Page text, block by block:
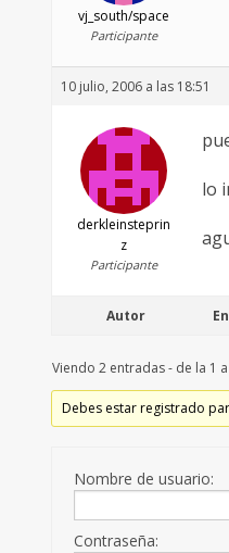
vj_south/space
Participante
10 julio, 2006 a las 18:51
derkleinsteprin
z
Participante
lo
Autor
Viendo 2 entradas - de la 1
Debes estar registrado
Nombre de usuario:
Contraseña: